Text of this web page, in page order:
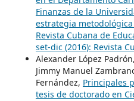
Finanzas de la
estrategia
Revista Cubana de
set-dic (2016): Revista
Alexander López
Jimmy Manuel
Fernández, Principales
tesis de doctorado en